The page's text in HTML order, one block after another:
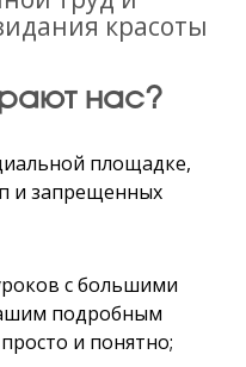
красоты
нас?
площадке,
и запрещенных
с большими
подробным
и понятно;